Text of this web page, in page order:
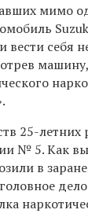
мимо
вести себя
25-летних
№ 5. Как
в